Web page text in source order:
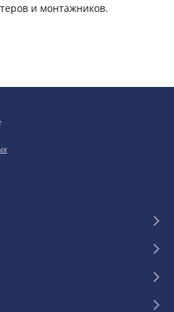
и монтажников.